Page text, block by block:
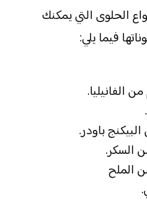
الحلوى التي يمكنك
فيما يلي:
الفانيليا.
باودر.
السكر.
الملح